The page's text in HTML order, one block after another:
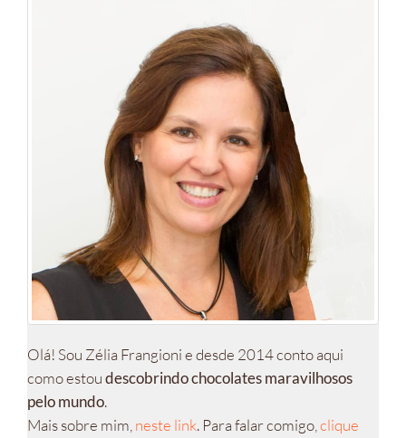
Olá! Sou Zélia Frangioni e desde 2014 conto aqui
como estoudescobrindo chocolates maravilhosos
pelo mundo.
Mais sobre mim,neste link. Para falar comigo,clique